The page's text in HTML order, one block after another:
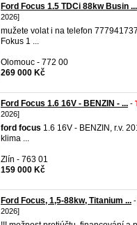
Ford Focus 1.5 TDCi 88kw Busin ...
2026]
mužete volat i na telefon
Fokus 1 ...
Olomouc - 772 00
269 000 Kč
Ford Focus 1.6 16V - BENZIN - ... -
2026]
ford focus 1.6 16V - BENZIN, r.v.
klima ...
Zlín - 763 01
159 000 Kč
Ford Focus, 1,5-88kw, Titanium ... -
2026]